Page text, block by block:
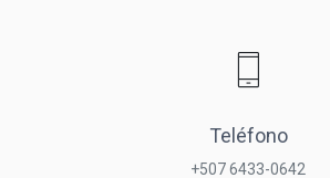
Teléfono
+507 6433-0642